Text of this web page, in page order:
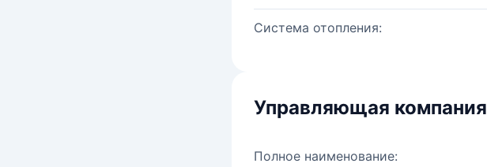
Система отопления:
Управляющая компания
Полное наименование: